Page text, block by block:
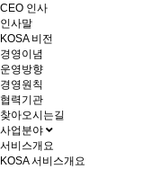
CEO 인사
인사말
KOSA 비전
경영이념
운영방향
경영원칙
협력기관
찾아오시는길
사업분야
서비스개요
KOSA 서비스개요